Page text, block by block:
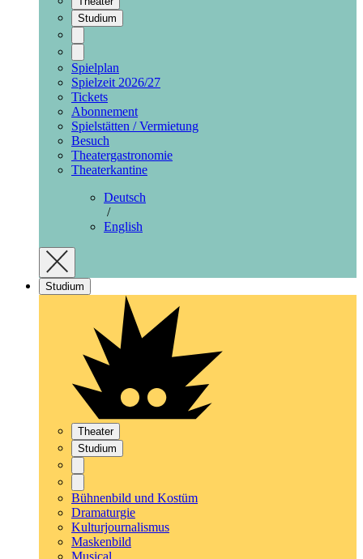
Studium
Spielplan
Spielzeit 2026/27
Tickets
Abonnement
Spielstätten / Vermietung
Besuch
Theatergastronomie
Theaterkantine
Deutsch
/
English
Studium
Theater
Studium
Bühnenbild und Kostüm
Dramaturgie
Kulturjournalismus
Maskenbild
Musical